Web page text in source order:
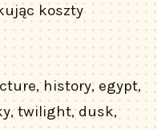
koszty